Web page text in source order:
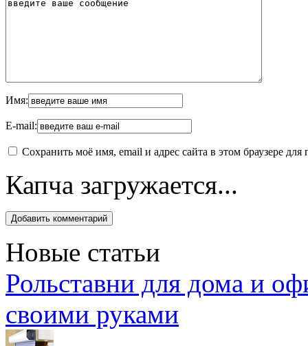
Имя:
E-mail:
Сохранить моё имя, email и адрес сайта в этом браузере
Капча загружается...
Новые статьи
Рольставни для дома и
своими руками